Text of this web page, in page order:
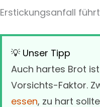
Erstickungsanfall
💡 Unser Tipp
Auch hartes Brot
Vorsichts-Faktor.
essen, zu hart